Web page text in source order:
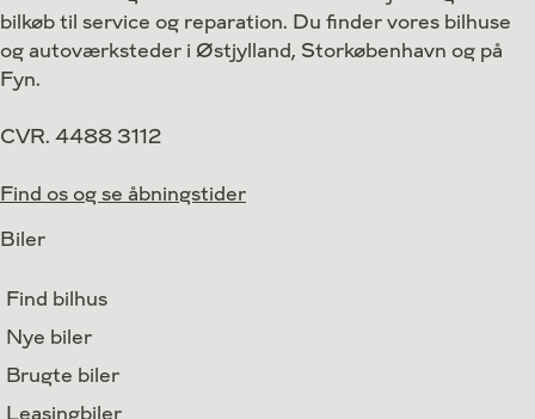
bilkøb til service og reparation. Du finder vores bilhuse
og autoværksteder i Østjylland, Storkøbenhavn og på
Fyn.
CVR. 4488 3112
Find os og se åbningstider
Biler
Find bilhus
Nye biler
Brugte biler
Leasingbiler